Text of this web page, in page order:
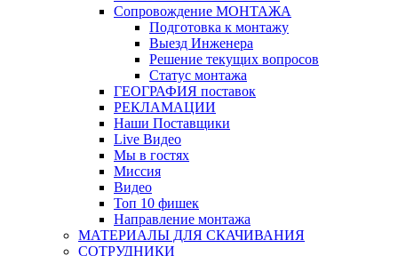
Сопровождение МОНТАЖА
Подготовка к монтажу
Выезд Инженера
Решение текущих вопросов
Статус монтажа
ГЕОГРАФИЯ поставок
РЕКЛАМАЦИИ
Наши Поставщики
Live Видео
Мы в гостях
Миссия
Видео
Топ 10 фишек
Направление монтажа
МАТЕРИАЛЫ ДЛЯ СКАЧИВАНИЯ
СОТРУДНИКИ